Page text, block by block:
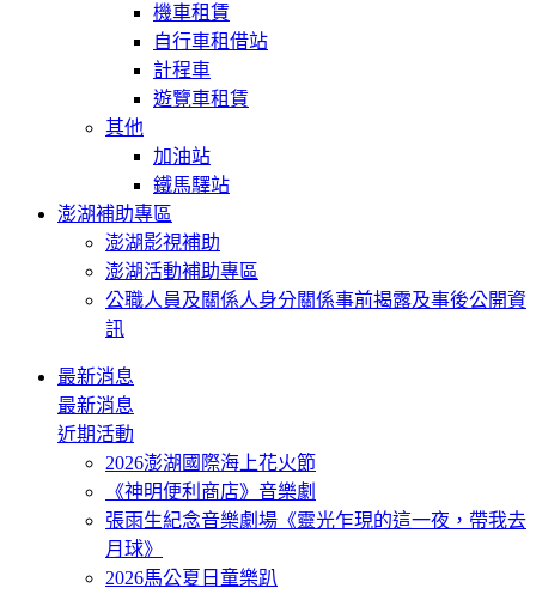
機車租賃
自行車租借站
計程車
遊覽車租賃
其他
加油站
鐵馬驛站
澎湖補助專區
澎湖影視補助
澎湖活動補助專區
公職人員及關係人身分關係事前揭露及事後公開資
訊
最新消息
最新消息
近期活動
2026澎湖國際海上花火節
《神明便利商店》音樂劇
張雨生紀念音樂劇場《靈光乍現的這一夜，帶我去
月球》
2026馬公夏日童樂趴